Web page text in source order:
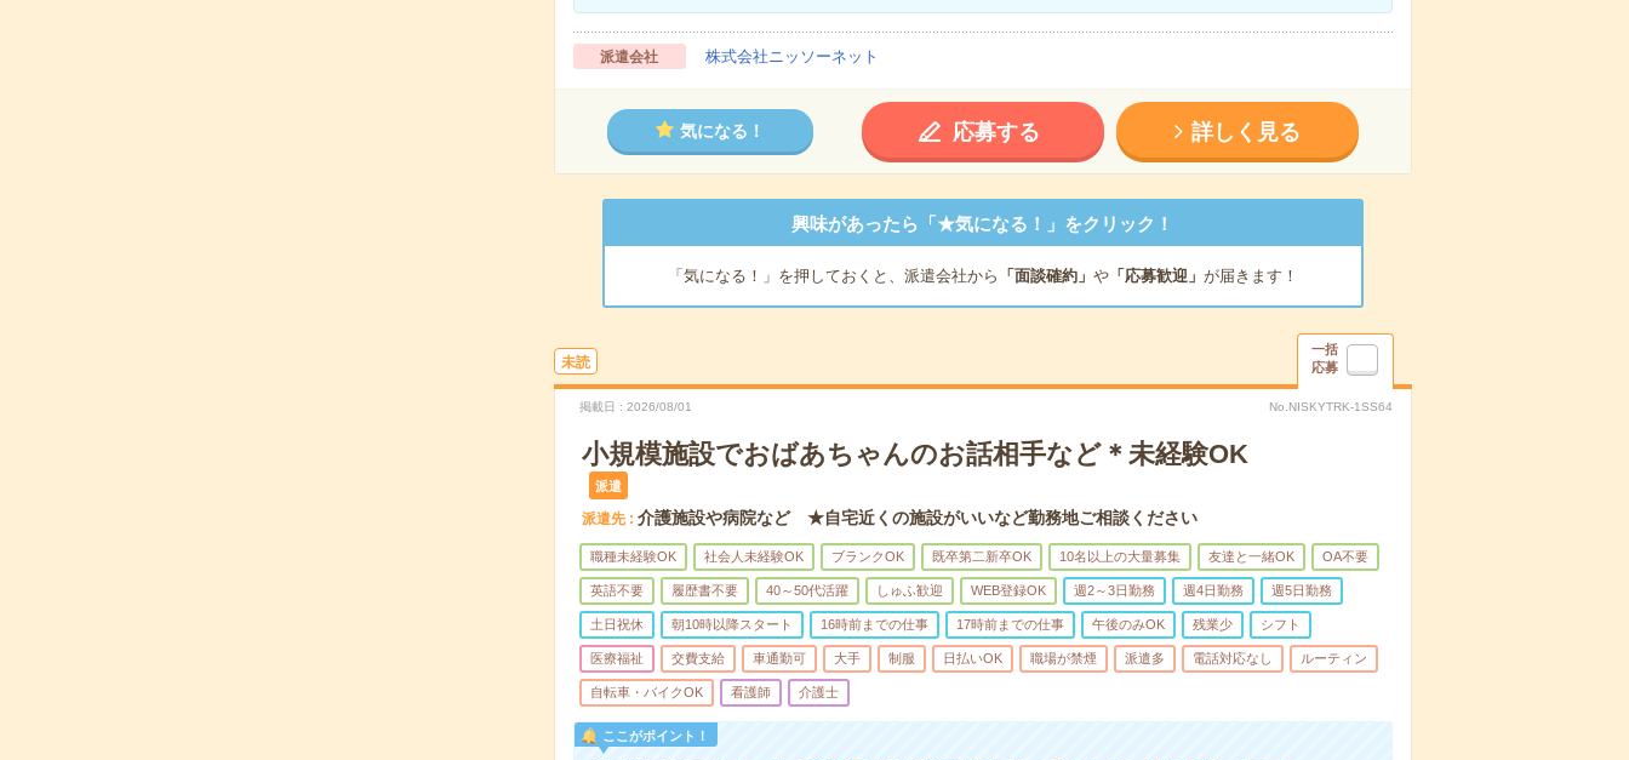
派遣会社 株式会社ニッソーネット
気になる！ 応募する 詳しく見る
興味があったら「★気になる！」をクリック！
「気になる！」を押しておくと、派遣会社から 「面談確約」 や「応募歓迎」 が届きます！
未読
一括
応募
掲載日 2026/08/01 No.NISKYTRK-1SS64
小規模施設でおばあちゃんのお話相手など＊未経験OK
派遣
派遣先 介護施設や病院など ★自宅近くの施設がいいなど勤務地ご相談ください
職種未経験OK 社会人未経験OK ブランクOK 既卒第二新卒OK 10名以上の大量募集 友達と一緒OK OA不要
英語不要 履歴書不要 40～50代活躍 しゅふ歓迎 WEB登録OK 週2～3日勤務 週4日勤務 週5日勤務
土日祝休 朝10時以降スタート 16時前までの仕事 17時前までの仕事 午後のみOK 残業少 シフト
医療福祉 交費支給 車通勤可 大手 制服 日払いOK 職場が禁煙 派遣多 電話対応なし ルーティン
自転車・バイクOK 看護師 介護士
ここがポイント！